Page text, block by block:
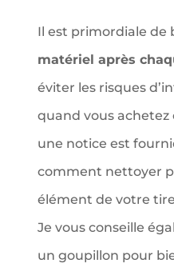
Il est primordiale de
matériel après
éviter les risques
quand vous
une notice est
comment nettoyer
élément de votre
Je vous conseille
un goupillon pour